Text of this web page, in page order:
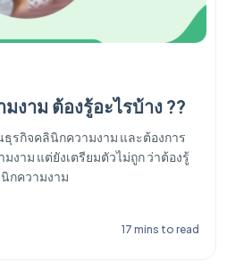
งาม ต้องรู้อะไรบ้าง ??
รกิจคลินิกความงาม และต้องการ
งาม แต่ยังเตรียมตัวไม่ถูก ว่าต้องรู้
กความงาม
17 mins to read